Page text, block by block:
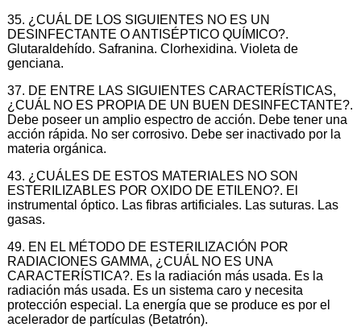
35. ¿CUÁL DE LOS SIGUIENTES NO ES UN
DESINFECTANTE O ANTISÉPTICO QUÍMICO?.
Glutaraldehído. Safranina. Clorhexidina. Violeta de
genciana.
37. DE ENTRE LAS SIGUIENTES CARACTERÍSTICAS,
¿CUÁL NO ES PROPIA DE UN BUEN DESINFECTANTE?.
Debe poseer un amplio espectro de acción. Debe tener una
acción rápida. No ser corrosivo. Debe ser inactivado por la
materia orgánica.
43. ¿CUÁLES DE ESTOS MATERIALES NO SON
ESTERILIZABLES POR OXIDO DE ETILENO?. El
instrumental óptico. Las fibras artificiales. Las suturas. Las
gasas.
49. EN EL MÉTODO DE ESTERILIZACIÓN POR
RADIACIONES GAMMA, ¿CUÁL NO ES UNA
CARACTERÍSTICA?. Es la radiación más usada. Es la
radiación más usada. Es un sistema caro y necesita
protección especial. La energía que se produce es por el
acelerador de partículas (Betatrón).